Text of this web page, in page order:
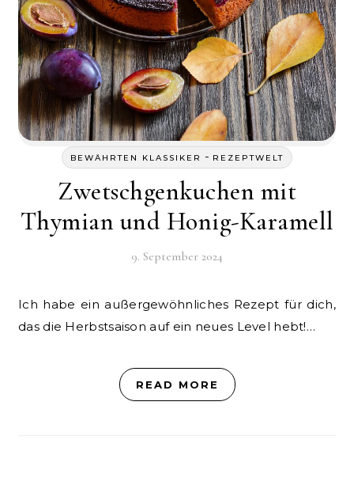
BEWÄHRTEN KLASSIKER - REZEPTWELT
Zwetschgenkuchen mit
Thymian und Honig-Karamell
9. September 2024
Ich habe ein außergewöhnliches Rezept für dich,
das die Herbstsaison auf ein neues Level hebt!…
READ MORE